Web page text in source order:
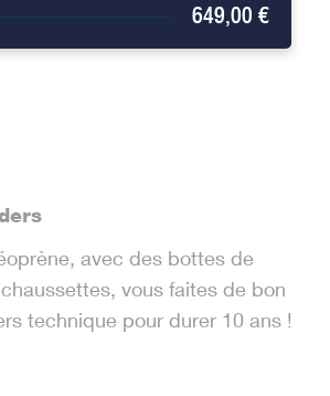
649,00 €
avec des bottes de
vous faites de bon
technique pour durer 10 ans !